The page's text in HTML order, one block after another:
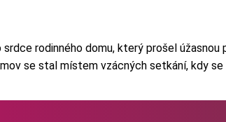
rodinného domu, který prošel
se stal místem vzácných setkání, kdy